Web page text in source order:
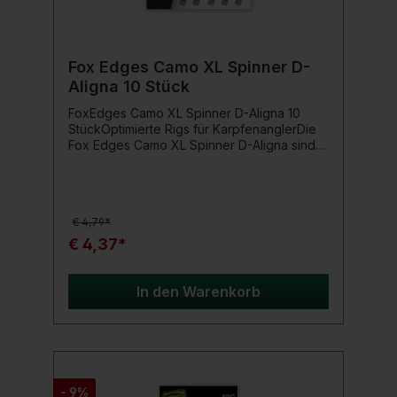
Fox Edges Camo XL Spinner D-
Aligna 10 Stück
FoxEdges Camo XL Spinner D-Aligna 10
StückOptimierte Rigs für KarpfenanglerDie
Fox Edges Camo XL Spinner D-Aligna sind
für Spinner RigsSorgt für maximale
Bewegungsfreiheit des
HookbaitsVerbessert die Hakensetzung
durch bessere Köder- und
HakenpositionierungEinfache Befestigung
Swivel oder Bait ScrewErhältlich in XL-
PackungEinsatzbereichDie Fox Edges Camo
passionierte Karpfenangler, die ihre Spinner
€ 4,79*
€ 4,37*
In den Warenkorb
- 9%